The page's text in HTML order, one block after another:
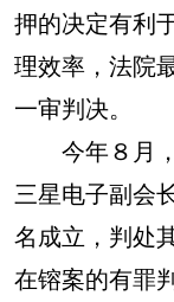
押的决定有利
理效率，法院
一审判决。
今年８月，
三星电子副会
名成立，判处
在镕案的有罪